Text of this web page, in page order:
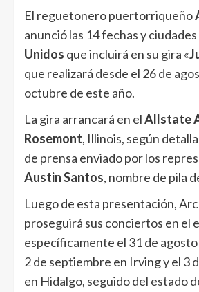
El reguetonero puertorriqueño
anunció las 14 fechas y ciudades
Unidos que incluirá en su gira «
que realizará desde el 26 de
octubre de este año.
La gira arrancará en elAllstate
Rosemont, Illinois, según
de prensa enviado por los
Austin Santos, nombre de pila
Luego de esta presentación,
proseguirá sus conciertos en el
específicamente el 31 de
2 de septiembre en Irving y el 3
en Hidalgo, seguido del estado